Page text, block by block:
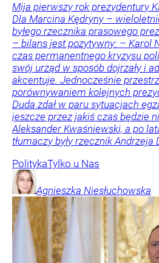
Mija pierwszy rok prezydentury
Dla Marcina Kędryny –
byłego rzecznika prasowego
– bilans jest pozytywny: – Karol
czas permanentnego kryzysu
swój urząd w sposób dojrzały i
akcentuje. Jednocześnie
porównywaniem kolejnych
Duda zdał w paru sytuacjach
jeszcze przez jakiś czas będzie
Aleksander Kwaśniewski, a po
tłumaczy były rzecznik Andrzeja
PolitykaTylko u Nas
Agnieszka Niesłuchowska